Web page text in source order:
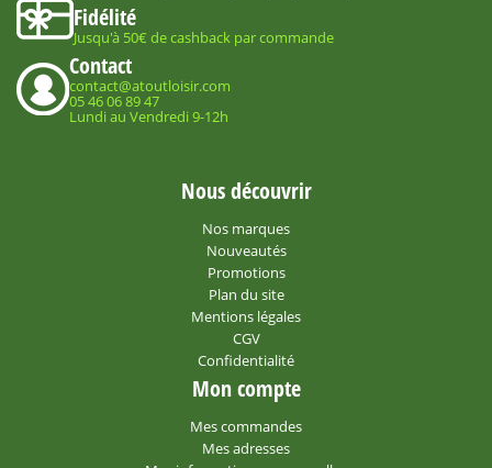
Fidélité
Jusqu'à 50€ de cashback par commande
Contact
contact@atoutloisir.com
05 46 06 89 47
Lundi au Vendredi 9-12h
Nous découvrir
Nos marques
Nouveautés
Promotions
Plan du site
Mentions légales
CGV
Confidentialité
Mon compte
Mes commandes
Mes adresses